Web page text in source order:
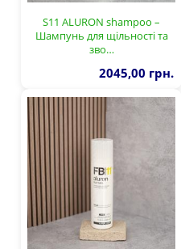
S11 ALURON shampoo –
Шампунь для щільності та
зво…
2045,00 грн.